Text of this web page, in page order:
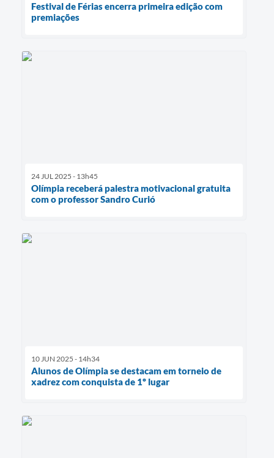
Festival de Férias encerra primeira edição com
premiações
24 JUL 2025 - 13h45
Olímpia receberá palestra motivacional gratuita
com o professor Sandro Curió
10 JUN 2025 - 14h34
Alunos de Olímpia se destacam em torneio de
xadrez com conquista de 1º lugar